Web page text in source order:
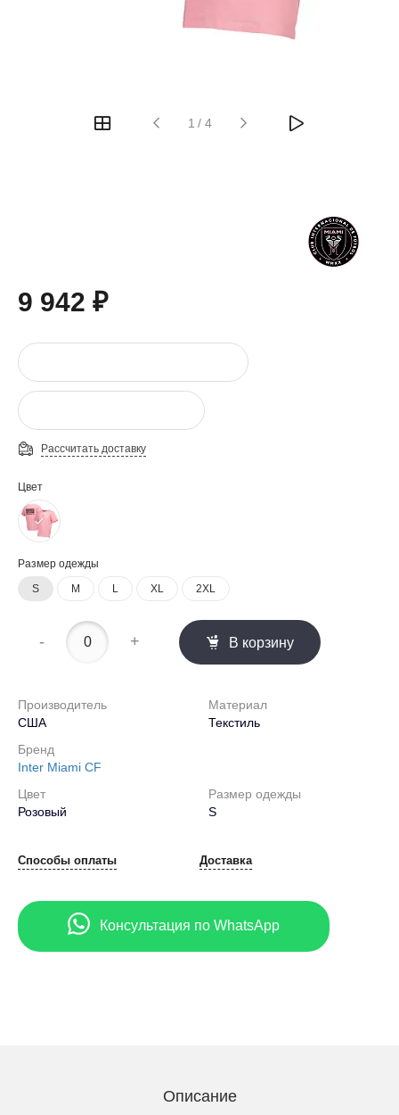
1 / 4
9 942 ₽
Рассчитать доставку
Цвет
Размер одежды
S
M L XL 2XL
- + В корзину
Производитель
США
Материал
Текстиль
Бренд
Inter Miami CF
Цвет
Розовый
Размер одежды
S
Способы оплаты Доставка
Консультация по WhatsApp
Описание